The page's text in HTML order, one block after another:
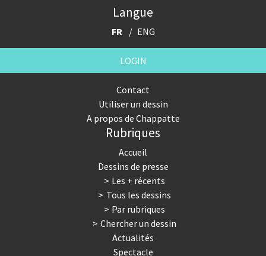
Langue
FR ENG
LOGIN
Contact
Utiliser un dessin
A propos de Chappatte
Rubriques
Accueil
Dessins de presse
Les + récents
Tous les dessins
Par rubriques
Chercher un dessin
Actualités
Spectacle